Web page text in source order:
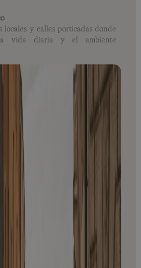
locales y calles porticadas donde
vida diaria y el ambiente